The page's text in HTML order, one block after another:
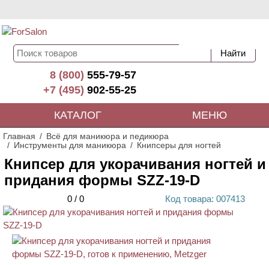
8 (800)555-79-57
+7 (495)902-55-25
КАТАЛОГ МЕНЮ
Главная
Всё для маникюра и педикюра
Инструменты для маникюра
Книпсеры для ногтей
Книпсер для укорачивания ногтей и
придания формы SZZ-19-D
0 / 0 Код товара: 007413